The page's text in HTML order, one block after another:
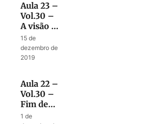
Aula 23 –
Vol.30 –
A visão de
Ezequiel
comparada
com
15 de
dezembro de
2019
Aula 22 –
Vol.30 –
Fim de
mistura e
1 de